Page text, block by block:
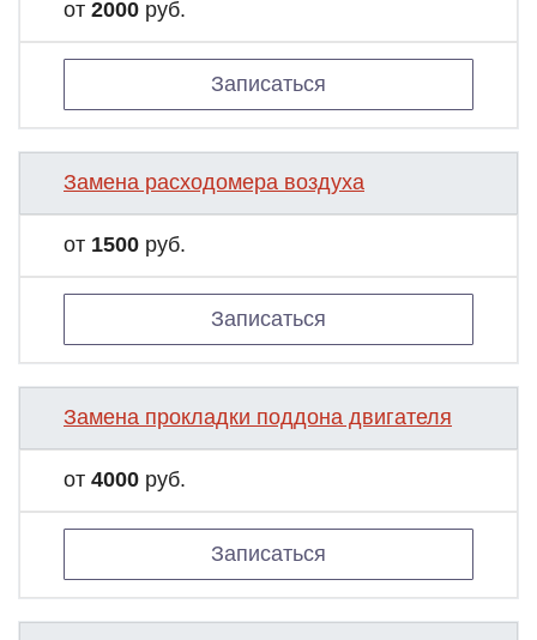
от 2000 руб.
Записаться
Замена расходомера воздуха
от 1500 руб.
Записаться
Замена прокладки поддона двигателя
от 4000 руб.
Записаться